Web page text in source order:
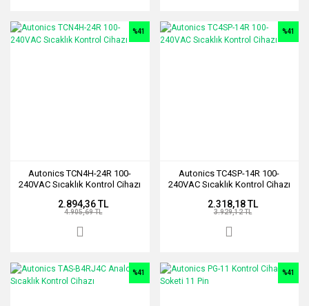
Autonics TCN4H-24R 100-
240VAC Sıcaklık Kontrol Cihazı
%41
2.894,36 TL
4.905,69 TL
Autonics TC4SP-14R 100-
240VAC Sıcaklık Kontrol Cihazı
%41
2.318,18 TL
3.929,12 TL
%41 %41